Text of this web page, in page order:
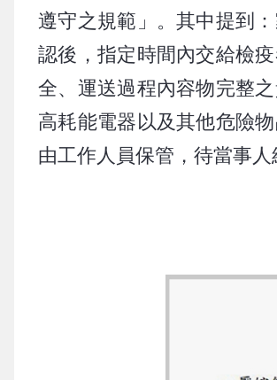
遵守之規範」。其中提到
認後，指定時間內交給檢
全、運送過程內容物完整
高耗能電器以及其他危險
由工作人員保管，待當事人